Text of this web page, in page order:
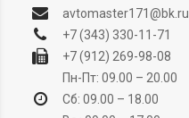
avtomaster171@bk.ru
+7 (343) 330-11-71
+7 (912) 269-98-08
Пн-Пт: 09.00 – 20.00
Сб: 09.00 – 18.00